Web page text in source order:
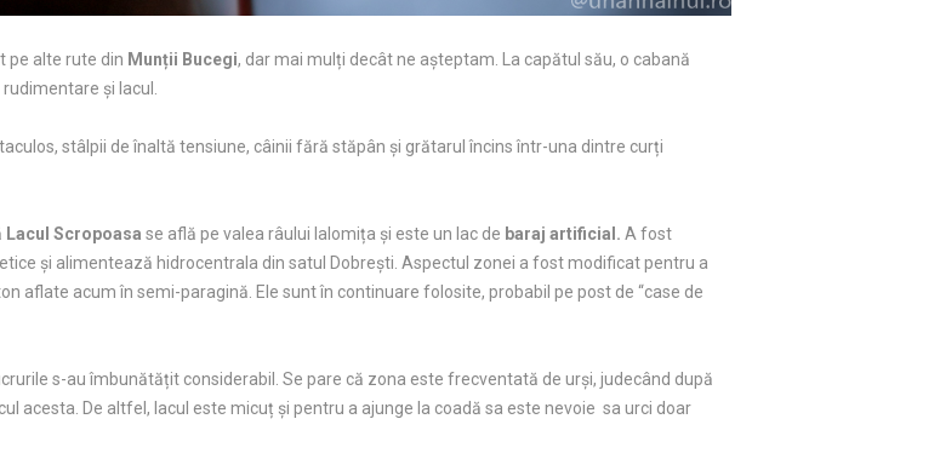
pe alte rute din Munții Bucegi, dar mai mulți decât ne așteptam. La capătul său, o cabană
și lacul.
stâlpii de înaltă tensiune, câinii fără stăpân și grătarul încins într-una dintre curți
Lacul Scropoasa se află pe valea râului Ialomița și este un lac de baraj artificial. A fost
și alimentează hidrocentrala din satul Dobrești. Aspectul zonei a fost modificat pentru a
aflate acum în semi-paragină. Ele sunt în continuare folosite, probabil pe post de “case de
s-au îmbunătățit considerabil. Se pare că zona este frecventată de urși, judecând după
acesta. De altfel, lacul este micuț și pentru a ajunge la coadă sa este nevoie sa urci doar